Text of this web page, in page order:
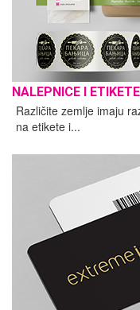
NALEPNICE I ETIKETE
Različite zemlje imaju
na etikete i...